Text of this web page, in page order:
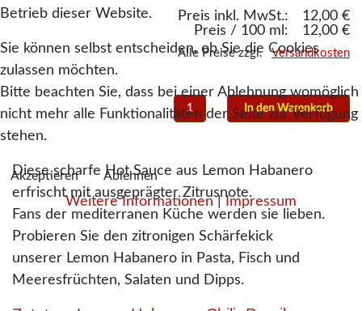
Preis inkl. MwSt.:
12,00 €
Preis / 100 ml:
12,00 €
Alle Preise zzgl.Versandkosten
Diese scharfe Hot Sauce aus Lemon Habanero
erfrischt mit ausgeprägter Zitrusnote.
Fans der mediterranen Küche werden sie lieben.
Probieren Sie den zitronigen Schärfekick
unserer Lemon Habanero in Pasta, Fisch und
Meeresfrüchten, Salaten und Dipps.
Betrieb dieser Website.
Sie können selbst entscheiden, ob Sie die Cookies
zulassen möchten.
Bitte beachten Sie, dass bei einer Ablehnung womöglich
nicht mehr alle Funktionalitäten der Seite zur Verfügung
stehen.
Akzeptieren Ablehnen
Weitere Informationen| Impressum